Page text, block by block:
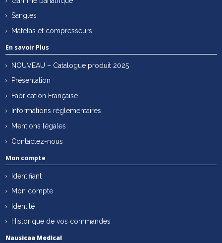
Sangles
Matelas et compresseurs
En savoir Plus
NOUVEAU – Catalogue produit 2025
Présentation
Fabrication Française
Informations règlementaires
Mentions légales
Contactez-nous
Mon compte
Identifiant
Mon compte
Identité
Historique de vos commandes
Nausicaa Medical